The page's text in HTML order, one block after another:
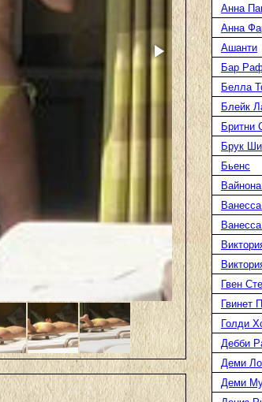
Анна
Анна
Ашанти
Бар
Белла
Блейк
Бритни
Брук
Бьенс
Гвен
Гвинет
Голди
Дебби
Деми
Деми